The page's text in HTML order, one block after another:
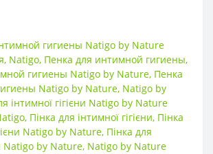
гигиены Natigo by Nature
, Natigo, Пенка для интимной гигиены,
гигиены Natigo by Nature, Пенка
Natigo by Nature, Natigo by
інтимної гігієни Natigo by Nature
, Пінка для інтимної гігієни, Пінка
Natigo by Nature, Пінка для
Natigo by Nature, Natigo by Nature